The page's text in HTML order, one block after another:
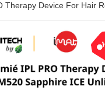
Therapy Device For Hair